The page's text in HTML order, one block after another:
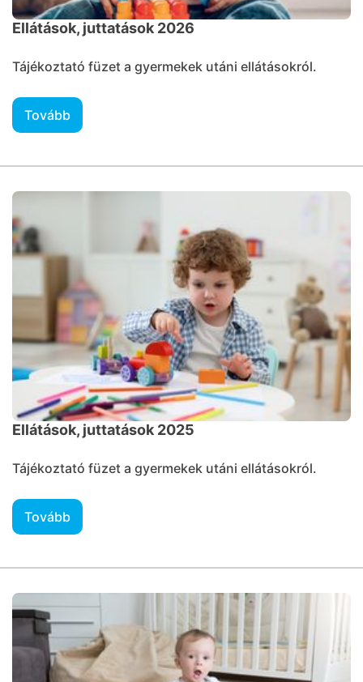
Ellátások, juttatások 2026
Tájékoztató füzet a gyermekek utáni ellátásokról.
Tovább
Ellátások, juttatások 2025
Tájékoztató füzet a gyermekek utáni ellátásokról.
Tovább